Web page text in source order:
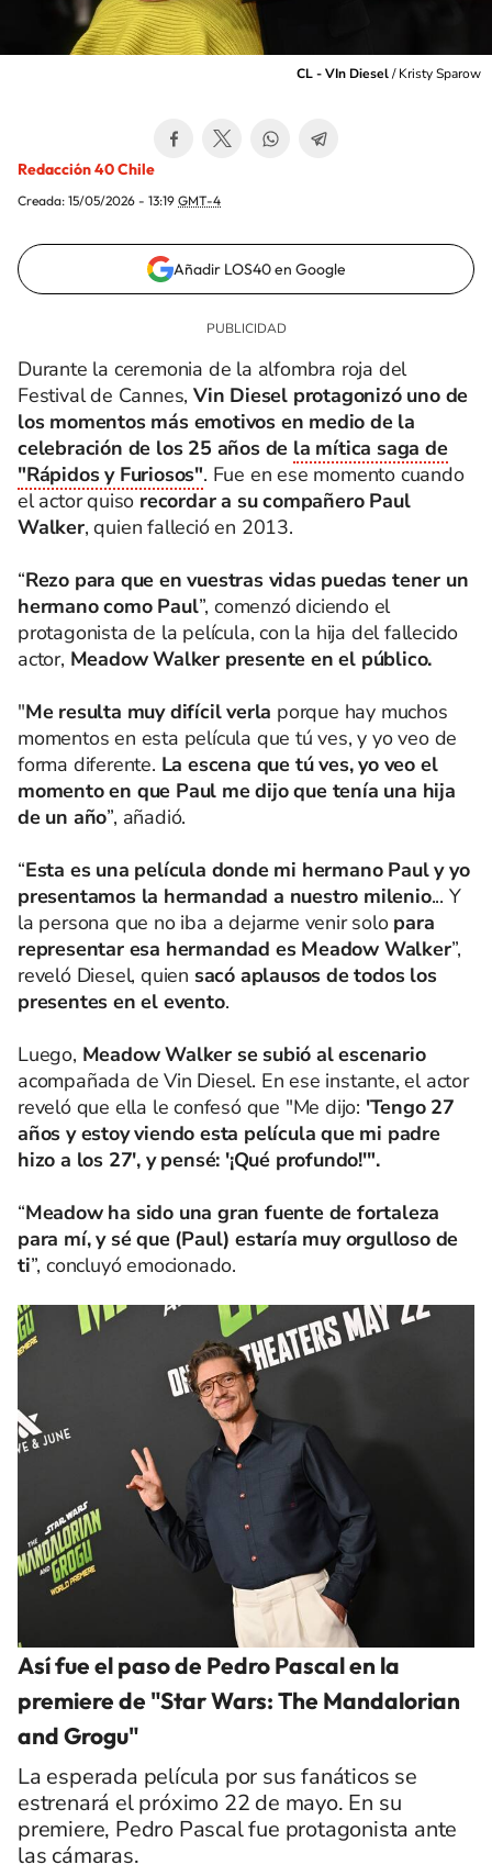
CL - VIn Diesel/Kristy Sparow
Redacción 40 Chile
Creada: 15/05/2026 - 13:19 GMT-4
Añadir LOS40 en Google
Durante la ceremonia de la alfombra roja del
Festival de Cannes,Vin Diesel protagonizó uno de
los momentos más emotivos en medio de la
celebración de los 25 años de la mítica saga de
"Rápidos y Furiosos". Fue en ese momento cuando
el actor quiso recordar a su compañero Paul
Walker, quien falleció en 2013.
“Rezo para que en vuestras vidas puedas tener un
hermano como Paul”, comenzó diciendo el
protagonista de la película, con la hija del fallecido
actor, Meadow Walker presente en el público.
"Me resulta muy difícil verla porque hay muchos
momentos en esta película que tú ves, y yo veo de
forma diferente. La escena que tú ves, yo veo el
momento en que Paul me dijo que tenía una hija
de un año”, añadió.
“Esta es una película donde mi hermano Paul y yo
presentamos la hermandad a nuestro milenio... Y
la persona que no iba a dejarme venir solo para
representar esa hermandad es Meadow Walker”,
reveló Diesel, quien sacó aplausos de todos los
presentes en el evento.
Luego, Meadow Walker se subió al escenario
acompañada de Vin Diesel. En ese instante, el actor
reveló que ella le confesó que "Me dijo: 'Tengo 27
años y estoy viendo esta película que mi padre
hizo a los 27′, y pensé: '¡Qué profundo!'".
“Meadow ha sido una gran fuente de fortaleza
para mí, y sé que (Paul) estaría muy orgulloso de
ti”, concluyó emocionado.
Así fue el paso de Pedro Pascal en la
premiere de "Star Wars: The Mandalorian
and Grogu"
La esperada película por sus fanáticos se
estrenará el próximo 22 de mayo. En su
premiere, Pedro Pascal fue protagonista ante
las cámaras.